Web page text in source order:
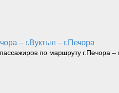
– г.Вуктыл – г.Печора
по маршруту г.Печора –